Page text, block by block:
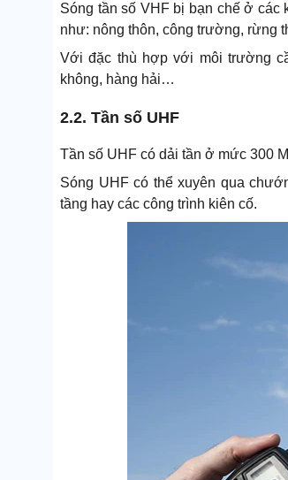
Sóng tần số VHF bị bạn chế ở
như: nông thôn, công trường, rừng
Với đặc thù hợp với môi trường
không, hàng hải…
2.2. Tần số UHF
Tần số UHF có dải tần ở mức 300
Sóng UHF có thể xuyên qua
tầng hay các công trình kiên cố.